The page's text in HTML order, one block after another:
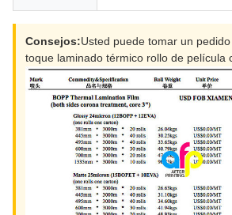
Consejos:Usted puede tomar un
toque laminado térmico rollo de película